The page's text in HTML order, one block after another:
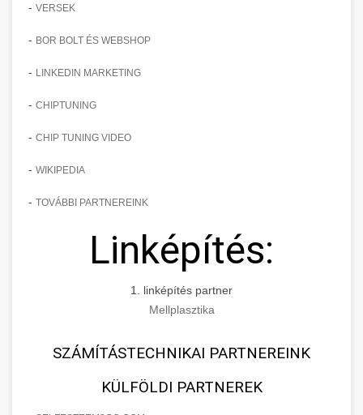
- VERSEK
- BOR BOLT ÉS WEBSHOP
- LINKEDIN MARKETING
- CHIPTUNING
- CHIP TUNING VIDEO
- WIKIPEDIA
- TOVÁBBI PARTNEREINK
Linképítés:
1. linképítés partner
Mellplasztika
SZÁMÍTÁSTECHNIKAI PARTNEREINK
KÜLFÖLDI PARTNEREK